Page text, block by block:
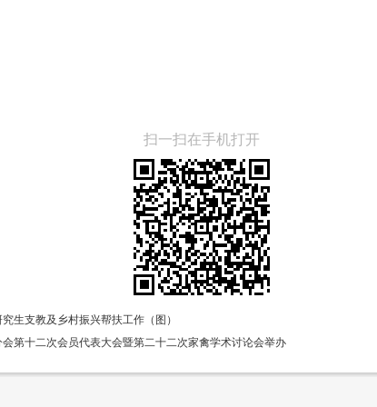
扫一扫在手机打开
生支教及乡村振兴帮扶工作（图）
第十二次会员代表大会暨第二十二次家禽学术讨论会举办